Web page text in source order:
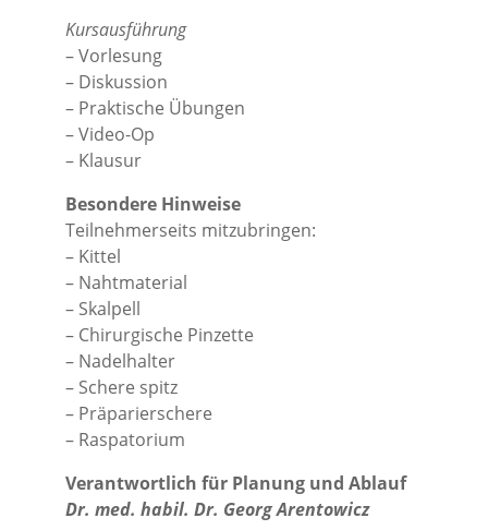
Kursausführung
– Vorlesung
– Diskussion
– Praktische Übungen
– Video-Op
– Klausur
Besondere Hinweise
Teilnehmerseits mitzubringen:
– Kittel
– Nahtmaterial
– Skalpell
– Chirurgische Pinzette
– Nadelhalter
– Schere spitz
– Präparierschere
– Raspatorium
Verantwortlich für Planung und Ablauf
Dr. med. habil. Dr. Georg Arentowicz